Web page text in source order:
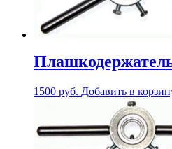
1500 руб. Добавить в